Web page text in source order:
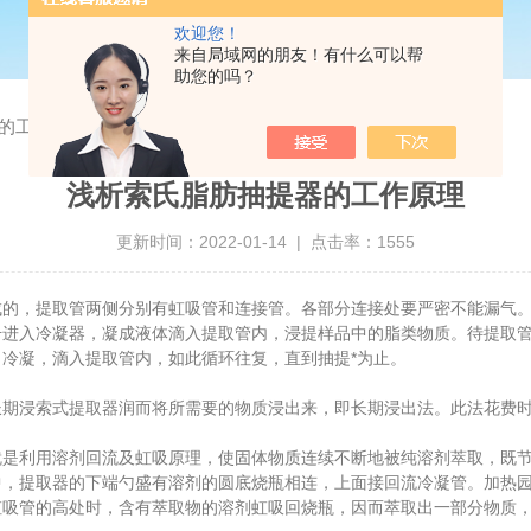
欢迎您！
来自局域网的朋友！有什么可以帮
助您的吗？
工作原理
浅析索氏脂肪抽提器的工作原理
更新时间：2022-01-14 | 点击率：1555
，提取管两侧分别有虹吸管和连接管。各部分连接处要严密不能漏气
入冷凝器，凝成液体滴入提取管内，浸提样品中的脂类物质。待提取
凝，滴入提取管内，如此循环往复，直到抽提*为止。
索式提取器润而将所需要的物质浸出来，即长期浸出法。此法花费
溶剂回流及虹吸原理，使固体物质连续不断地被纯溶剂萃取，既
提取器的下端勺盛有溶剂的圆底烧瓶相连，上面接回流冷凝管。加热
管的高处时，含有萃取物的溶剂虹吸回烧瓶，因而萃取出一部分物质